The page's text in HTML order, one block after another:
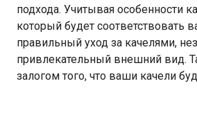
подхода. Учитывая особенности
который будет соответствовать
правильный уход за качелями,
привлекательный внешний вид.
залогом того, что ваши качели